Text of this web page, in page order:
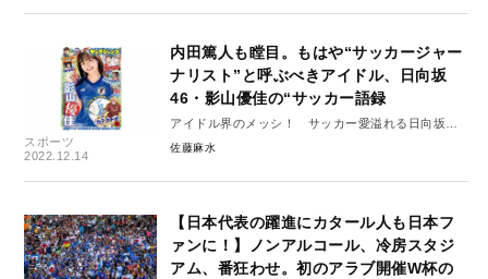
スポーツ
2022.12.14
内田篤人も瞠目。もはや“サッカージャー
ナリスト”と呼ぶべきアイドル、日向坂
46・影山優佳の“サッカー語録
アイドル界のメッシ！ サッカー愛溢れる日向坂
46・影山優佳
佐藤麻水
【日本代表の躍進にカタール人も日本フ
ァンに！】ノンアルコール、冷房スタジ
アム、番狂わせ。初のアラブ開催W杯の